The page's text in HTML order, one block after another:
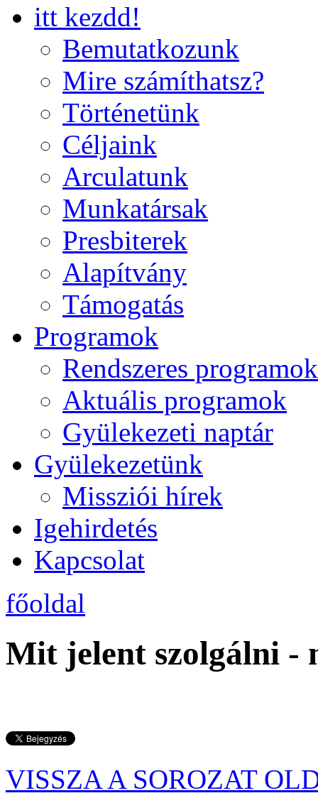
itt kezdd!
Bemutatkozunk
Mire számíthatsz?
Történetünk
Céljaink
Arculatunk
Munkatársak
Presbiterek
Alapítvány
Támogatás
Programok
Rendszeres programok
Aktuális programok
Gyülekezeti naptár
Gyülekezetünk
Missziói hírek
Igehirdetés
Kapcsolat
főoldal
Mit jelent szolgálni -
VISSZA A SOROZAT